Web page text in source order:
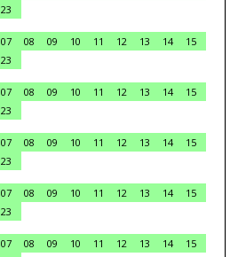
23
07 08 09 10 11 12 13 14
15
23
07 08 09 10 11 12 13 14
15
23
07 08 09 10 11 12 13 14
15
23
07 08 09 10 11 12 13 14
15
23
07 08 09 10 11 12 13 14
15